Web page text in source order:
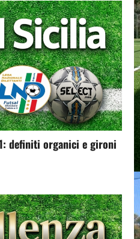
definiti organici e gironi